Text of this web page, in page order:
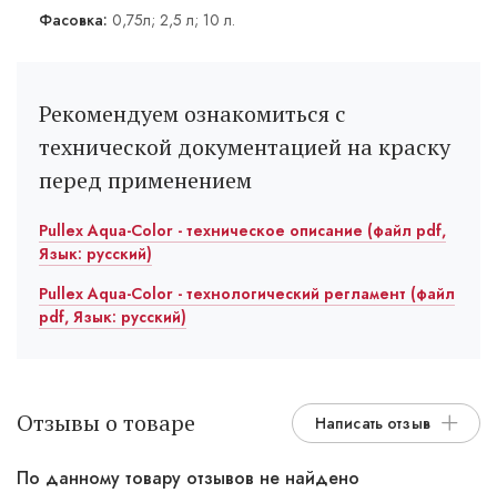
Фасовка: 0,75л; 2,5 л; 10 л.
Рекомендуем ознакомиться с
технической документацией на краску
перед применением
Pullex Aqua-Color - техническое описание (файл pdf,
Язык: русский)
Pullex Aqua-Color - технологический регламент (файл
pdf, Язык: русский)
Отзывы о товаре Написать отзыв
По данному товару отзывов не найдено